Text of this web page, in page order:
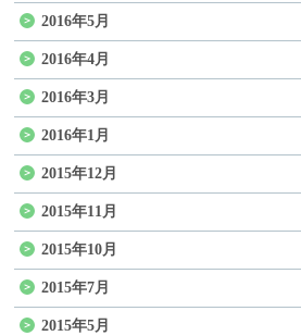
2016年5月
2016年4月
2016年3月
2016年1月
2015年12月
2015年11月
2015年10月
2015年7月
2015年5月